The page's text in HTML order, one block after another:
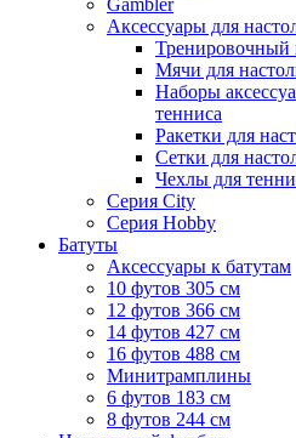
Gambler
Аксессуары для
Тренировочный
Мячи для
Наборы
тенниса
Ракетки для
Сетки для
Чехлы для
Серия City
Серия Hobby
Батуты
Аксессуары к батутам
10 футов 305 см
12 футов 366 см
14 футов 427 см
16 футов 488 см
Минитрамплины
6 футов 183 см
8 футов 244 см